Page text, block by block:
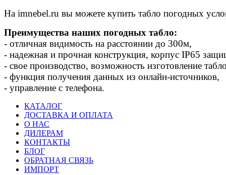
На imnebel.ru вы можете купить табло погодных
Преимущества наших погодных табло:
- отличная видимость на расстоянии до 300м,
- надежная и прочная конструкция, корпус IP65
- свое производство, возможность изготовление
- функция получения данных из онлайн-источников,
- управление с телефона.
КАТАЛОГ
ДОСТАВКА И ОПЛАТА
О НАС
ДИЛЕРАМ
КОНТАКТЫ
БЛОГ
ОБРАТНАЯ СВЯЗЬ
ИМПОРТ